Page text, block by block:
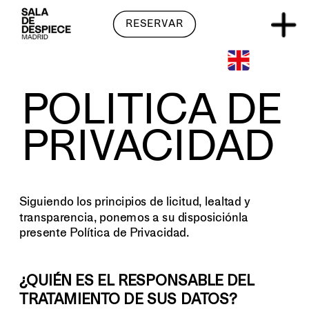
POLÍTICA DE
PRIVACIDAD
Siguiendo los principios de licitud, lealtad y
transparencia, ponemos a su disposiciónla
presente Política de Privacidad.
¿QUIÉN ES EL RESPONSABLE DEL
TRATAMIENTO DE SUS DATOS?
RESERVAR